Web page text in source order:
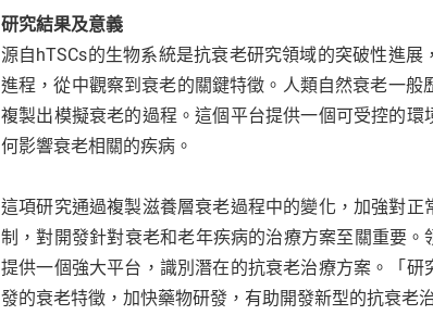
研究結果及意義
源自hTSCs的生物系統是抗衰老研究領域的突破性進
進程，從中觀察到衰老的關鍵特徵。人類自然衰老一
複製出模擬衰老的過程。這個平台提供一個可受控的
何影響衰老相關的疾病。
這項研究通過複製滋養層衰老過程中的變化，加強對
制，對開發針對衰老和老年疾病的治療方案至關重要
提供一個強大平台，識別潛在的抗衰老治療方案。「
發的衰老特徵，加快藥物研發，有助開發新型的抗衰老治